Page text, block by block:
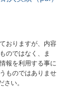
おりますが、内容
のではなく、ま
報を利用する事に
ものではありませ
さい。